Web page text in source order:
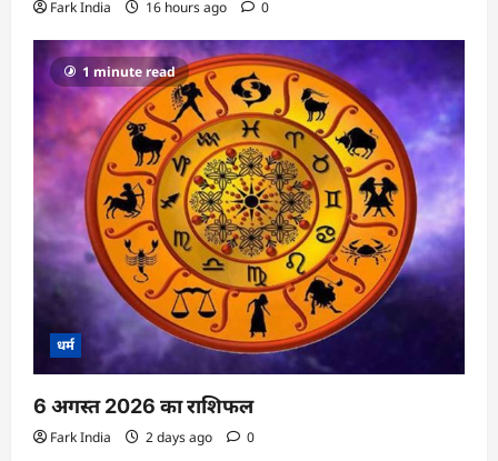
Fark India 16 hours ago 0
1 minute read
धर्म
6 अगस्त 2026 का राशिफल
Fark India 2 days ago 0